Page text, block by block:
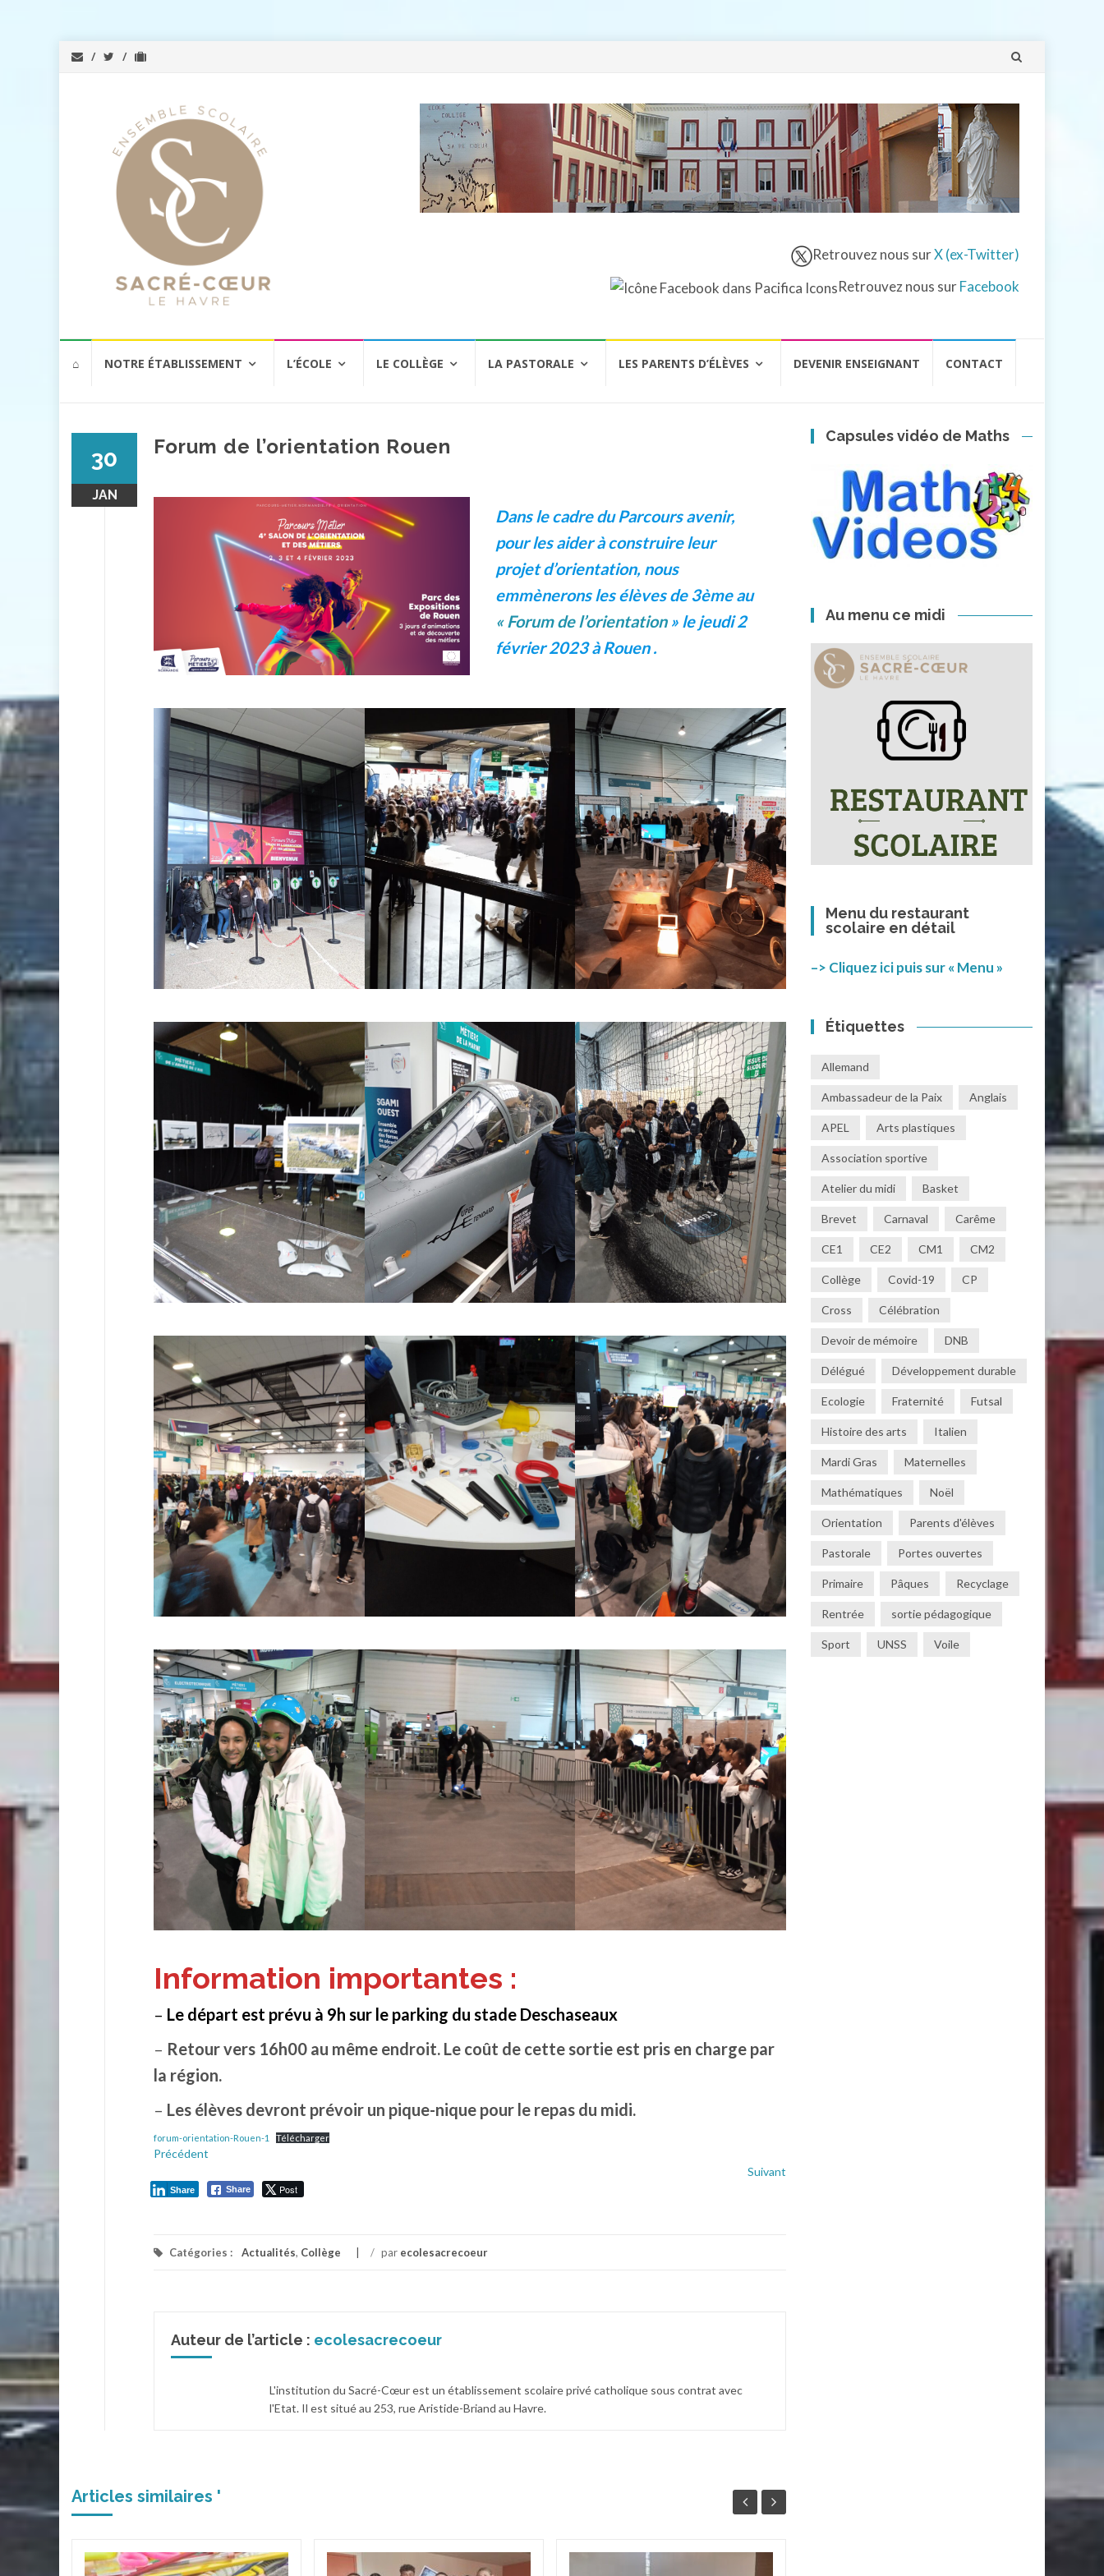
Aller
Retrouvez nous surX (ex-Twitter)
Retrouvez nous surFacebook
⌂ NOTRE ÉTABLISSEMENT L’ÉCOLE LE COLLÈGE LA PASTORALE LES PARENTS D’ÉLÈVES DEVENIR ENSEIGNANT CONTACT
30
JAN
Forum de l’orientation Rouen
Dans le cadre du Parcours avenir,
pour les aider à construire leur
projet d’orientation, nous
emmènerons les élèves de 3ème au
« Forum de l’orientation» le jeudi 2
février 2023 à Rouen .
Information importantes :
– Le départ est prévu à 9h sur le parking du stade Deschaseaux
– Retour vers 16h00 au même endroit. Le coût de cette sortie est pris en charge par
la région.
– Les élèves devront prévoir un pique-nique pour le repas du midi.
forum-orientation-Rouen-1 Télécharger
Précédent
Suivant
Share Post
Share
Catégories : Actualités, Collège / par ecolesacrecoeur
Auteur de l’article : ecolesacrecoeur
L'institution du Sacré-Cœur est un établissement scolaire privé catholique sous contrat avec
l'Etat. Il est situé au 253, rue Aristide-Briand au Havre.
Articles similaires '
Capsules vidéo de Maths
Au menu ce midi
Menu du restaurant
scolaire en détail
–> Cliquez ici puis sur « Menu »
Étiquettes
Allemand
Ambassadeur de la Paix Anglais
APEL Arts plastiques
Association sportive
Atelier du midi Basket
Brevet Carnaval Carême
CE1 CE2 CM1 CM2
Collège Covid-19 CP
Cross Célébration
Devoir de mémoire DNB
Délégué Développement durable
Ecologie Fraternité Futsal
Histoire des arts Italien
Mardi Gras Maternelles
Mathématiques Noël
Orientation Parents d'élèves
Pastorale Portes ouvertes
Primaire Pâques Recyclage
Rentrée sortie pédagogique
Sport UNSS Voile